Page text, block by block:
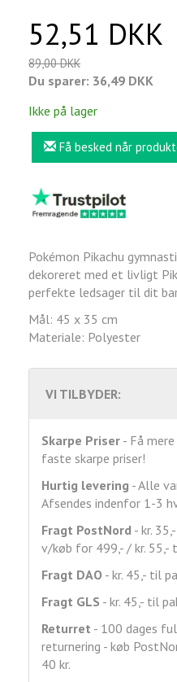
52,51 DKK
89,00 DKK
Du sparer: 36,49 DKK
Ikke på lager
Få besked når
Pokémon Pikachu
dekoreret med et livligt
perfekte ledsager til dit
Mål: 45 x 35 cm
Materiale: Polyester
VI TILBYDER:
Skarpe Priser - Få
faste skarpe priser!
Hurtig levering - Alle
Afsendes indenfor 1-3
Fragt PostNord - kr.
v/køb for 499,- / kr. 55,-
Fragt DAO - kr. 45,- til
Fragt GLS - kr. 45,- til
Returret - 100 dages
returnering - køb
40 kr.